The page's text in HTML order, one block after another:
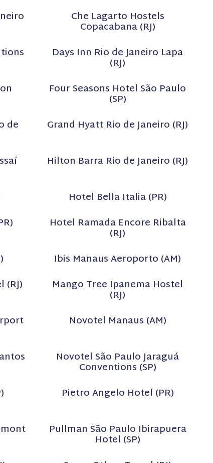
Che Lagarto Hostels
Copacabana (RJ)
Days Inn Rio de Janeiro Lapa
(RJ)
Four Seasons Hotel São Paulo
(SP)
de Grand Hyatt Rio de Janeiro (RJ)
Hilton Barra Rio de Janeiro (RJ)
Hotel Bella Italia (PR)
Hotel Ramada Encore Ribalta
(RJ)
Ibis Manaus Aeroporto (AM)
(RJ) Mango Tree Ipanema Hostel
(RJ)
Novotel Manaus (AM)
Novotel São Paulo Jaraguá
Conventions (SP)
Pietro Angelo Hotel (PR)
Pullman São Paulo Ibirapuera
Hotel (SP)